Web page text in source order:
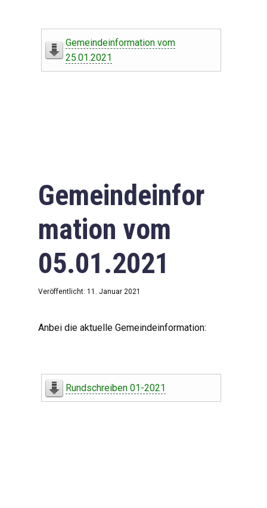
Gemeindeinformation vom
25.01.2021
Gemeindeinfor
mation vom
05.01.2021
Veröffentlicht: 11. Januar 2021
Anbei die aktuelle Gemeindeinformation:
Rundschreiben 01-2021